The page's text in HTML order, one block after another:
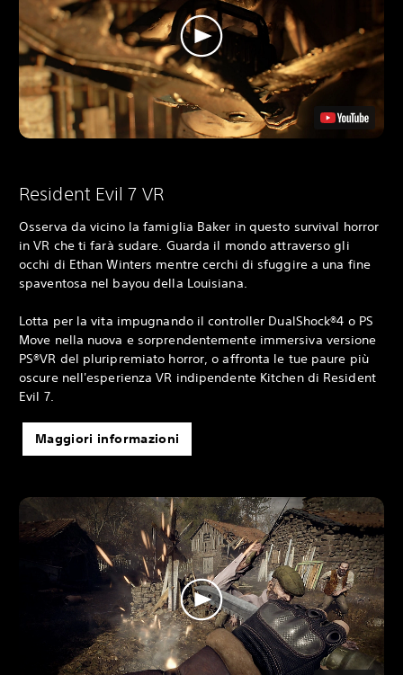
Resident Evil 7 VR
Osserva da vicino la famiglia Baker in questo survival horror
in VR che ti farà sudare. Guarda il mondo attraverso gli
occhi di Ethan Winters mentre cerchi di sfuggire a una fine
spaventosa nel bayou della Louisiana.
Lotta per la vita impugnando il controller DualShock®4 o PS
Move nella nuova e sorprendentemente immersiva versione
PS®VR del pluripremiato horror, o affronta le tue paure più
oscure nell'esperienza VR indipendente Kitchen di Resident
Evil 7.
Maggiori informazioni